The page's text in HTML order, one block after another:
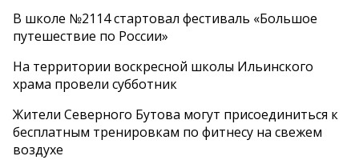
В школе №2114 стартовал фестиваль «Большое
путешествие по России»
На территории воскресной школы Ильинского
храма провели субботник
Жители Северного Бутова могут присоединиться к
бесплатным тренировкам по фитнесу на свежем
воздухе